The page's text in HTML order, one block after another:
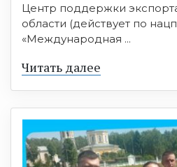
Центр поддержки
области (действует по
«Международная ...
Читать далее